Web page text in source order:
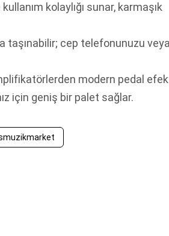
kolaylığı sunar, karmaşık
taşınabilir; cep telefonunuzu veya
modern pedal
için geniş bir palet sağlar.